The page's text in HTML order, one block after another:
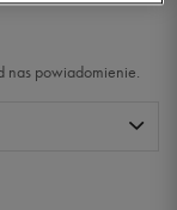
nas powiadomienie.